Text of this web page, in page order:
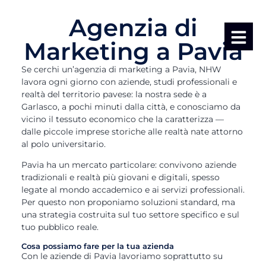
Agenzia di
Marketing a Pavia
Se cerchi un’agenzia di marketing a Pavia, NHW
lavora ogni giorno con aziende, studi professionali e
realtà del territorio pavese: la nostra sede è a
Garlasco, a pochi minuti dalla città, e conosciamo da
vicino il tessuto economico che la caratterizza —
dalle piccole imprese storiche alle realtà nate attorno
al polo universitario.
Pavia ha un mercato particolare: convivono aziende
tradizionali e realtà più giovani e digitali, spesso
legate al mondo accademico e ai servizi professionali.
Per questo non proponiamo soluzioni standard, ma
una strategia costruita sul tuo settore specifico e sul
tuo pubblico reale.
Cosa possiamo fare per la tua azienda
Con le aziende di Pavia lavoriamo soprattutto su